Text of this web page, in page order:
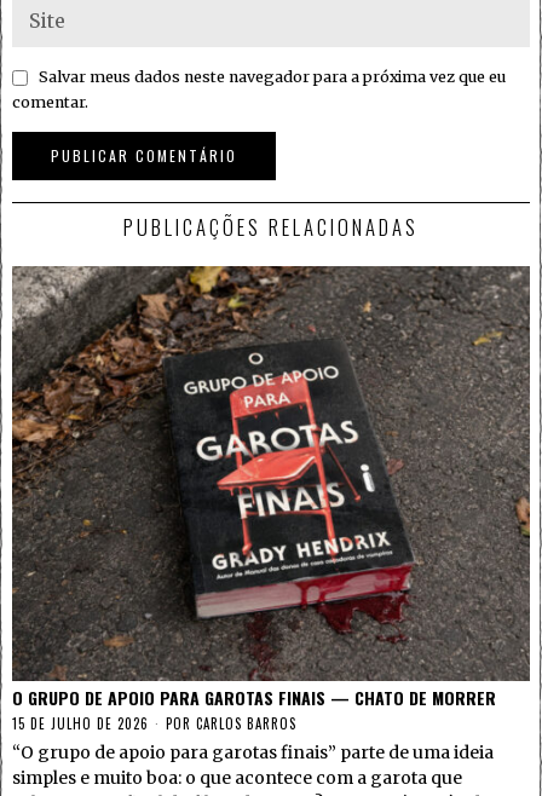
Salvar meus dados neste navegador para a próxima vez que eu
comentar.
PUBLICAÇÕES RELACIONADAS
O GRUPO DE APOIO PARA GAROTAS FINAIS — CHATO DE MORRER
15 DE JULHO DE 2026 POR CARLOS BARROS
“O grupo de apoio para garotas finais” parte de uma ideia
simples e muito boa: o que acontece com a garota que